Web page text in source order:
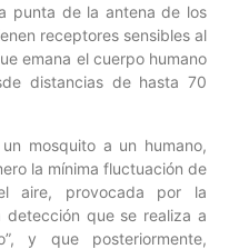
punta de la antena de los
receptores sensibles al
emana el cuerpo humano
distancias de hasta 70
mosquito a un humano,
la mínima fluctuación de
aire, provocada por la
detección que se realiza a
y que posteriormente,